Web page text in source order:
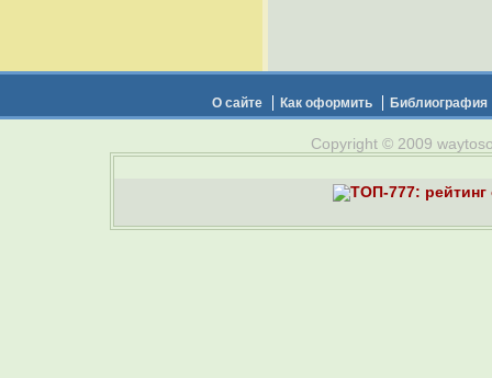
О сайте Как оформить Библиография
Copyright © 2009